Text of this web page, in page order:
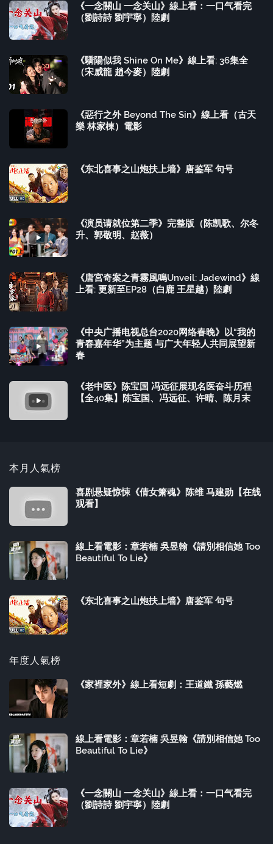
《一念關山 一念关山》線上看：一口气看完
（劉詩詩 劉宇寧）陸劇
《驕陽似我 Shine On Me》線上看: 36集全
（宋威龍 趙今麥）陸劇
《惡行之外 Beyond The Sin》線上看（古天
樂 林家棟）電影
《东北喜事之山炮扶上墙》唐鉴军 句号
《演员请就位第二季》完整版（陈凯歌、尔冬
升、郭敬明、赵薇）
《唐宮奇案之青霧風鳴Unveil: Jadewind》線
上看: 更新至EP28（白鹿 王星越）陸劇
《中央广播电视总台2020网络春晚》以“我的
青春嘉年华”为主题 与广大年轻人共同展望新
春
《老中医》陈宝国 冯远征展现名医奋斗历程
【全40集】陈宝国、冯远征、许晴、陈月末
本月人氣榜
喜剧悬疑惊悚《倩女箫魂》陈维 马建勋【在线
观看】
線上看電影：章若楠 吳昱翰《請別相信她 Too
Beautiful To Lie》
《东北喜事之山炮扶上墙》唐鉴军 句号
年度人氣榜
《家裡家外》線上看短劇：王道鐵 孫藝燃
線上看電影：章若楠 吳昱翰《請別相信她 Too
Beautiful To Lie》
《一念關山 一念关山》線上看：一口气看完
（劉詩詩 劉宇寧）陸劇